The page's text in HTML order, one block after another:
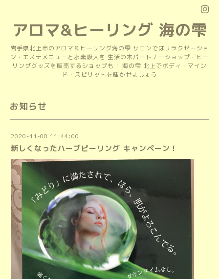
アロマ&ヒーリング 海の雫
岩手県北上市のアロマ＆ヒーリング海の雫 サロンではリラクゼーショ
ン・エステメニューと水素吸入を 生活の木パートナーショップ・ヒー
リンググッズを販売するショップも！ 海の雫 北上でボディ・マイン
ド・スピリットを輝かせましょう
お知らせ
2020-11-08 11:44:00
新しくなったハーブピーリング キャンペーン！